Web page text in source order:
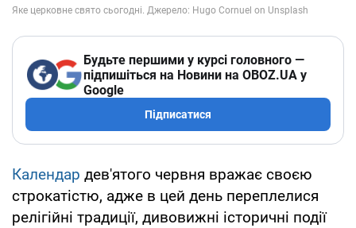
Будьте першими у курсі головного —
підпишіться на Новини на OBOZ.UA у
Google
Підписатися
Календар дев'ятого червня вражає своєю
строкатістю, адже в цей день переплелися
релігійні традиції, дивовижні історичні події